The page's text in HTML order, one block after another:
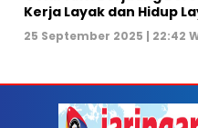
Kerja Layak dan Hidup
25 September 2025 | 22:42